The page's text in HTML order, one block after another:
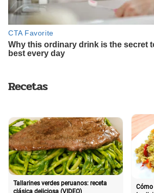
Recetas
Tallarines verdes peruanos: receta
clásica deliciosa (VIDEO)